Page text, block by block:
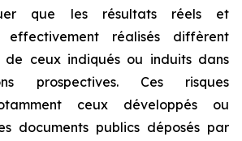
que les résultats réels et
effectivement réalisés diffèrent
de ceux indiqués ou induits dans
prospectives. Ces risques
ceux développés ou
documents publics déposés par